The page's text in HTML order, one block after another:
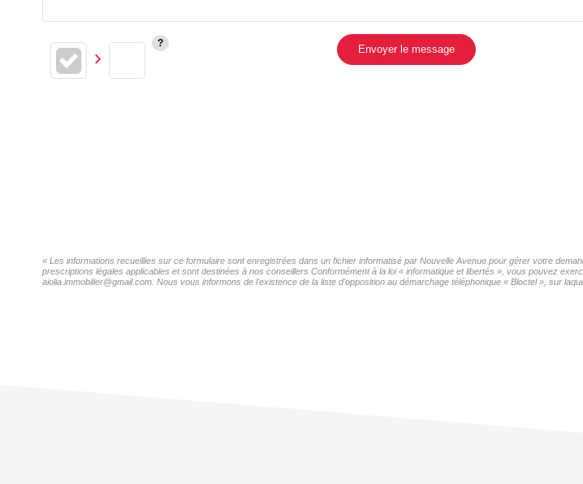
Envoyer le message
« Les informations recueillies sur ce formulaire sont enregistrées dans un fichier informatisé par Nouvelle Avenue pour gérer votre
prescriptions légales applicables et sont destinées à nos conseillers Conformément à la loi « informatique et libertés », vous pouvez
aiolia.immobilier@gmail.com. Nous vous informons de l'existence de la liste d'opposition au démarchage téléphonique « Bloctel », sur